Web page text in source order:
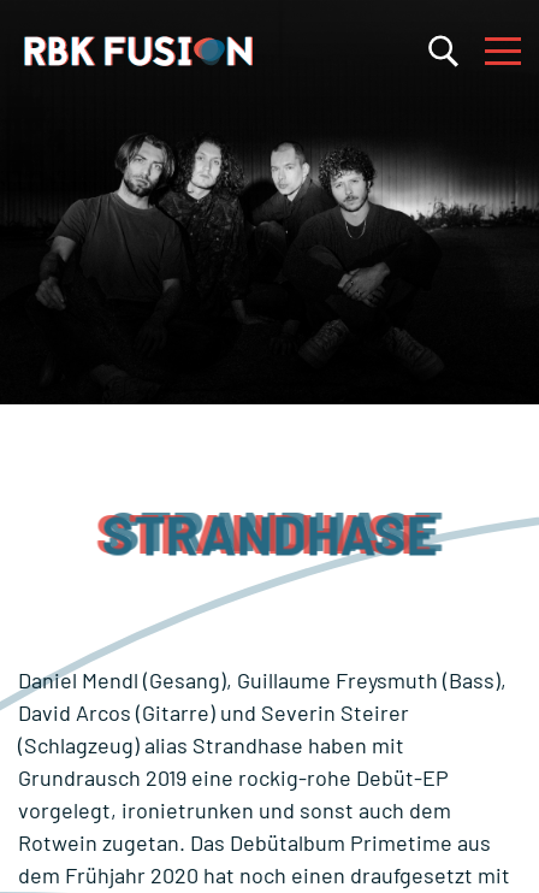
STRANDHASE
Daniel Mendl (Gesang), Guillaume Freysmuth (Bass),
David Arcos (Gitarre) und Severin Steirer
(Schlagzeug) alias Strandhase haben mit
Grundrausch 2019 eine rockig-rohe Debüt-EP
vorgelegt, ironietrunken und sonst auch dem
Rotwein zugetan. Das Debütalbum Primetime aus
dem Frühjahr 2020 hat noch einen draufgesetzt mit